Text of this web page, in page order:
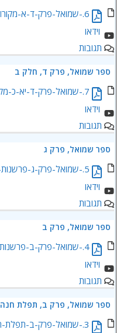
6.-שמואל-פרק-ד-א-מקורות.pdf
תגובות
ספר שמואל, פרק ד, חלק ב
7.-שמואל-פרק-ד-יא-כ-מקורות.pdf
תגובות
ספר שמואל, פרק ג
5.-שמואל-פרק-ג-פרשנות-מקורות.pdf
תגובות
ספר שמואל, פרק ב
4.-שמואל-פרק-ב-פרשנות-מקורות.pdf
תגובות
ספר שמואל, פרק ב, תפלת חנה
3.-שמואל-פרק-ב-תפלת-חנה-מקורות.pdf